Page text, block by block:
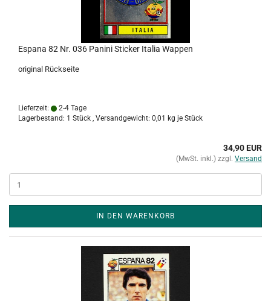
Espana 82 Nr. 036 Panini Sticker Italia Wappen
original Rückseite
Lieferzeit:
2-4 Tage
Lagerbestand: 1 Stück , Versandgewicht: 0,01 kg je Stück
34,90 EUR
(MwSt. inkl.) zzgl. Versand
IN DEN WARENKORB